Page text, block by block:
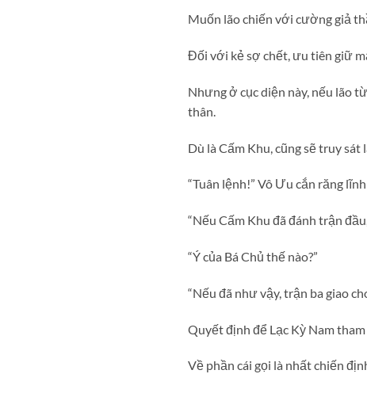
Muốn lão chiến với cường giả
Đối với kẻ sợ chết, ưu tiên giữ
Nhưng ở cục diện này, nếu lão
thân.
Dù là Cấm Khu, cũng sẽ truy
“Tuân lệnh!” Vô Ưu cắn răng
“Nếu Cấm Khu đã đánh trận
“Ý của Bá Chủ thế nào?”
“Nếu đã như vậy, trận ba giao
Quyết định để Lạc Kỳ Nam
Về phần cái gọi là nhất chiến